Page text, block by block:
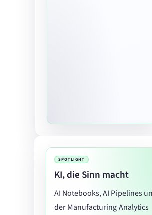
SPOTLIGHT
KI, die Sinn macht
AI Notebooks, AI Pipelines
der Manufacturing Analytics